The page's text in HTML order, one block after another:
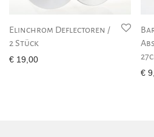
Elinchrom Deflectoren /
2 Stück
€ 19,00
€